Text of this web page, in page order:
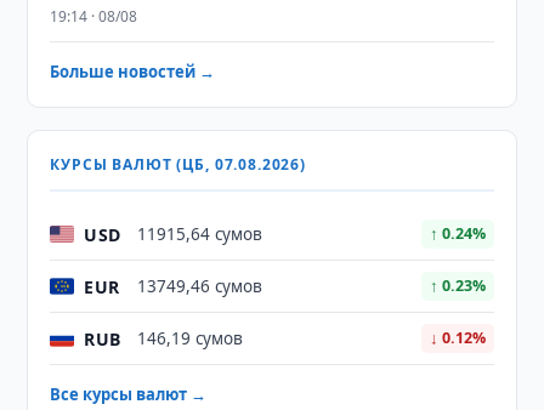
19:14 · 08/08
Больше новостей →
КУРСЫ ВАЛЮТ (ЦБ, 07.08.2026)
USD 11915,64 сумов ↑ 0.24%
EUR 13749,46 сумов ↑ 0.23%
RUB 146,19 сумов ↓ 0.12%
Все курсы валют →